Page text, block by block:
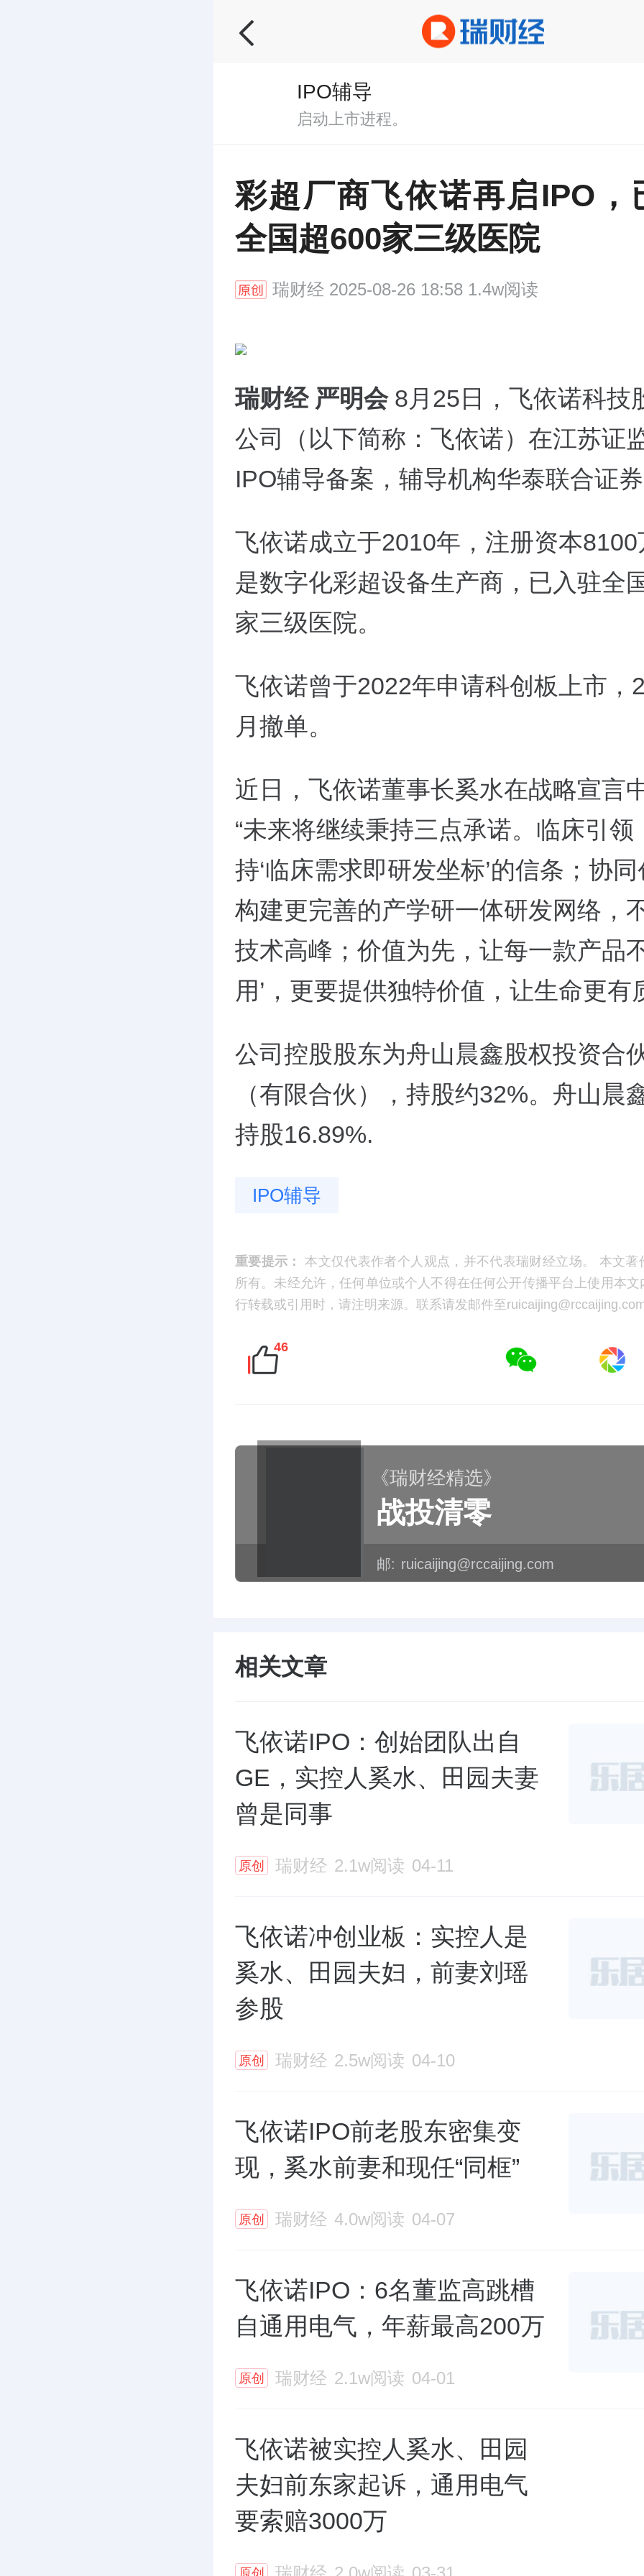
IPO辅导
启动上市进程。
彩超厂商飞依诺再启IPO，
全国超600家三级医院
瑞财经 2025-08-26 18:58 1.4w阅读
瑞财经 严明会 8月25日，飞依诺科技
公司（以下简称：飞依诺）在江苏证
IPO辅导备案，辅导机构华泰联合证
飞依诺成立于2010年，注册资本
是数字化彩超设备生产商，已入驻全
家三级医院。
飞依诺曾于2022年申请科创板上市，
月撤单。
近日，飞依诺董事长奚水在战略宣言
“未来将继续秉持三点承诺。临床引领
持‘临床需求即研发坐标’的信条；协
构建更完善的产学研一体研发网络，
技术高峰；价值为先，让每一款产品
用’，更要提供独特价值，让生命更有
公司控股股东为舟山晨鑫股权投资合
（有限合伙），持股约32%。舟山晨
持股16.89%.
IPO辅导
重要提示：
本文仅代表作者个人观点，并不代表瑞财经立场。 本文著
所有。未经允许，任何单位或个人不得在任何公开传播平台上使用本
行转载或引用时，请注明来源。联系请发邮件至
46
《瑞财经精选》
战投清零
邮: ruicaijing@rccaijing.com
相关文章
飞依诺IPO：创始团队出自
GE，实控人奚水、田园夫妻
曾是同事
原创 瑞财经 2.1w阅读 04-11
飞依诺冲创业板：实控人是
奚水、田园夫妇，前妻刘瑶
参股
原创 瑞财经 2.5w阅读 04-10
飞依诺IPO前老股东密集变
现，奚水前妻和现任“同框”
原创 瑞财经 4.0w阅读 04-07
飞依诺IPO：6名董监高跳槽
自通用电气，年薪最高200万
原创 瑞财经 2.1w阅读 04-01
飞依诺被实控人奚水、田园
夫妇前东家起诉，通用电气
要索赔3000万
原创